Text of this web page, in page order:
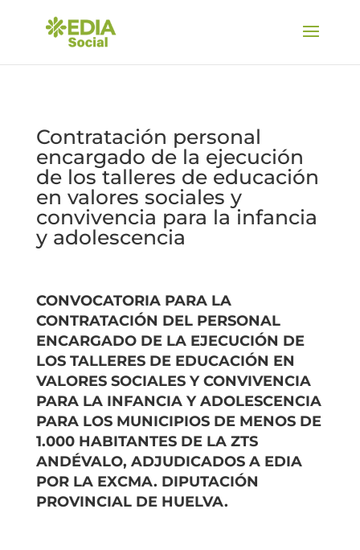
Contratación personal
encargado de la ejecución
de los talleres de educación
en valores sociales y
convivencia para la infancia
y adolescencia
CONVOCATORIA PARA LA
CONTRATACIÓN DEL PERSONAL
ENCARGADO DE LA EJECUCIÓN DE
LOS TALLERES DE EDUCACIÓN EN
VALORES SOCIALES Y CONVIVENCIA
PARA LA INFANCIA Y ADOLESCENCIA
PARA LOS MUNICIPIOS DE MENOS DE
1.000 HABITANTES DE LA ZTS
ANDÉVALO, ADJUDICADOS A EDIA
POR LA EXCMA. DIPUTACIÓN
PROVINCIAL DE HUELVA.